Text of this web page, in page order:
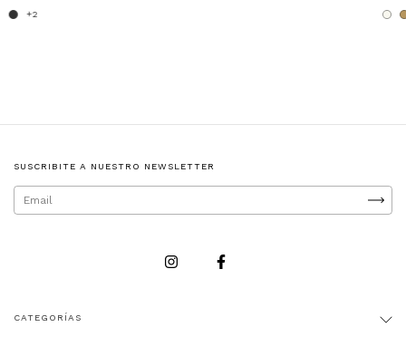
+2
SUSCRIBITE A NUESTRO NEWSLETTER
CATEGORÍAS